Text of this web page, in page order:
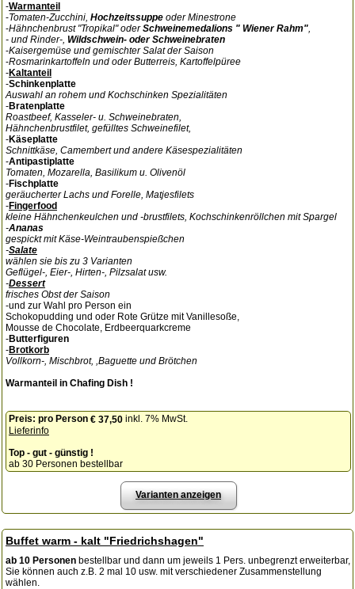
-Warmanteil
-Tomaten-Zucchini, Hochzeitssuppe oder Minestrone
-Hähnchenbrust "Tropikal" oderSchweinemedalions " Wiener Rahm",
- und Rinder-, Wildschwein- oder Schweinebraten
-Kaisergemüse und gemischter Salat der Saison
-Rosmarinkartoffeln und oder Butterreis, Kartoffelpüree
-Kaltanteil
-Schinkenplatte
Auswahl an rohem und Kochschinken Spezialitäten
-Bratenplatte
Roastbeef, Kasseler- u. Schweinebraten,
Hähnchenbrustfilet, gefülltes Schweinefilet,
-Käseplatte
Schnittkäse, Camembert und andere Käsespezialitäten
-Antipastiplatte
Tomaten, Mozarella, Basilikum u. Olivenöl
-Fischplatte
geräucherter Lachs und Forelle, Matjesfilets
-Fingerfood
kleine Hähnchenkeulchen und -brustfilets, Kochschinkenröllchen mit Spargel
-Ananas
gespickt mit Käse-Weintraubenspießchen
-Salate
wählen sie bis zu 3 Varianten
Geflügel-, Eier-, Hirten-, Pilzsalat usw.
-Dessert
frisches Obst der Saison
-und zur Wahl pro Person ein
Schokopudding und oder Rote Grütze mit Vanillesoße,
Mousse de Chocolate, Erdbeerquarkcreme
-Butterfiguren
-Brotkorb
Vollkorn-, Mischbrot, ,Baguette und Brötchen
Warmanteil in Chafing Dish !
Preis: pro Person € 37,50 inkl. 7% MwSt.
Lieferinfo
Top - gut - günstig !
ab 30 Personen bestellbar
Varianten anzeigen
Buffet warm - kalt "Friedrichshagen"
ab 10 Personen bestellbar und dann um jeweils 1 Pers. unbegrenzt erweiterbar,
Sie können auch z.B. 2 mal 10 usw. mit verschiedener Zusammenstellung
wählen.